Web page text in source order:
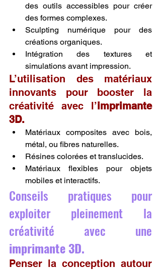
des outils accessibles pour créer
des formes complexes.
Sculpting numérique pour des
créations organiques.
Intégration des textures et
simulations avant impression.
L’utilisation des matériaux
innovants pour booster la
créativité avec l’imprimante
3D.
Matériaux composites avec bois,
métal, ou fibres naturelles.
Résines colorées et translucides.
Matériaux flexibles pour objets
mobiles et interactifs.
Conseils pratiques pour
exploiter pleinement la
imprimante 3D.
Penser la conception autour